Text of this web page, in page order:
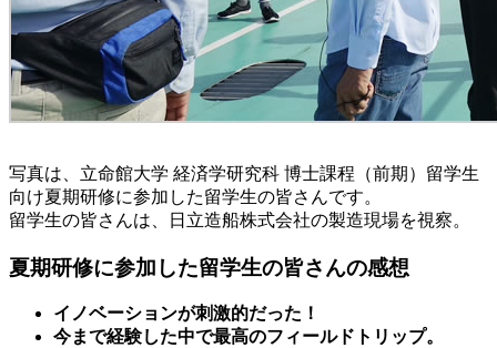
写真は、立命館大学 経済学研究科 博士課程（前期）留学生
向け夏期研修に参加した留学生の皆さんです。
留学生の皆さんは、日立造船株式会社の製造現場を視察。
夏期研修に参加した留学生の皆さんの感想
イノベーションが刺激的だった！
今まで経験した中で最高のフィールドトリップ。